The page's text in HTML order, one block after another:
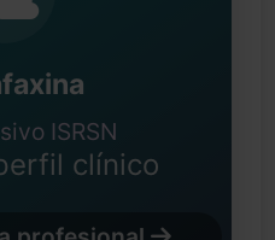
ISRSN
clínico